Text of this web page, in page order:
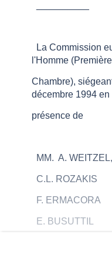
La Commission
l'Homme (Première
Chambre),
décembre 1994 en
présence de
MM. A.
C.L. ROZAKIS
F. ERMACORA
E. BUSUTTIL